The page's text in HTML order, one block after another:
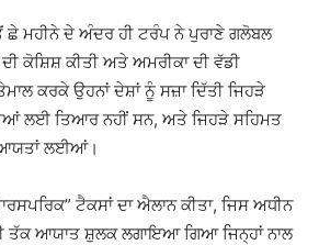
ਛੇ ਮਹੀਨੇ ਦੇ ਅੰਦਰ ਹੀ ਟਰੰਪ ਨੇ ਪੁਰਾਣੇ ਗਲੋਬਲ
ਕੋਸ਼ਿਸ਼ ਕੀਤੀ ਅਤੇ ਅਮਰੀਕਾ ਦੀ ਵੱਡੀ
ਕਰਕੇ ਉਹਨਾਂ ਦੇਸ਼ਾਂ ਨੂੰ ਸਜ਼ਾ ਦਿੱਤੀ ਜਿਹੜੇ
ਲਈ ਤਿਆਰ ਨਹੀਂ ਸਨ, ਅਤੇ ਜਿਹੜੇ ਸਹਿਮਤ
ਲਈਆਂ।
ਟੈਕਸਾਂ ਦਾ ਐਲਾਨ ਕੀਤਾ, ਜਿਸ ਅਧੀਨ
ਤੱਕ ਆਯਾਤ ਸ਼ੁਲਕ ਲਗਾਇਆ ਗਿਆ ਜਿਨ੍ਹਾਂ ਨਾਲ